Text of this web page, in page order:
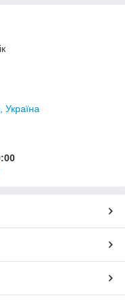
Україна